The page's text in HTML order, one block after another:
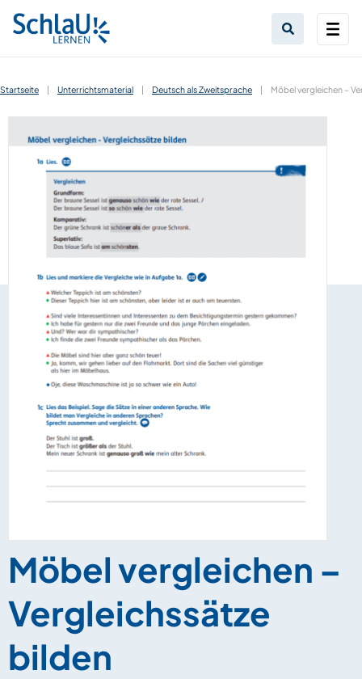
Startseite | Unterrichtsmaterial | Deutsch als Zweitsprache | Möbel vergleichen –
Möbel vergleichen –
Vergleichssätze
bilden